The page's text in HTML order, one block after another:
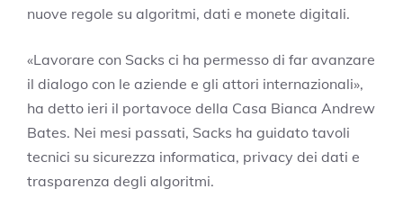
nuove regole su algoritmi, dati e monete digitali.
«Lavorare con Sacks ci ha permesso di far avanzare
il dialogo con le aziende e gli attori internazionali»,
ha detto ieri il portavoce della Casa Bianca Andrew
Bates. Nei mesi passati, Sacks ha guidato tavoli
tecnici su sicurezza informatica, privacy dei dati e
trasparenza degli algoritmi.